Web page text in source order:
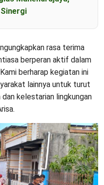
rasa terima
berperan aktif dalam
berharap kegiatan ini
lainnya untuk turut
kelestarian lingkungan